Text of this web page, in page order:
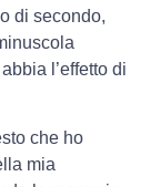
di secondo,
l’effetto di
che ho
mia